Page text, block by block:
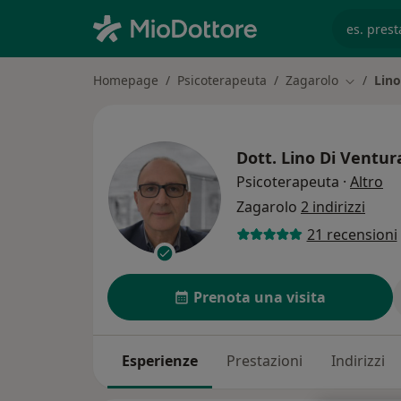
Homepage Psicoterapeuta Zagarolo Cambia
Dott. Lino Di
Psicoterapeuta · Altro
Zagarolo 2 indirizzi
21 recensioni
Prenota una visita
Esperienze Prestazioni Indirizzi